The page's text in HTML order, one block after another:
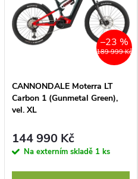
189 999 Kč
–23 %
CANNONDALE Moterra LT
Carbon 1 (Gunmetal Green),
vel. XL
144 990 Kč
Na externím skladě 1 ks